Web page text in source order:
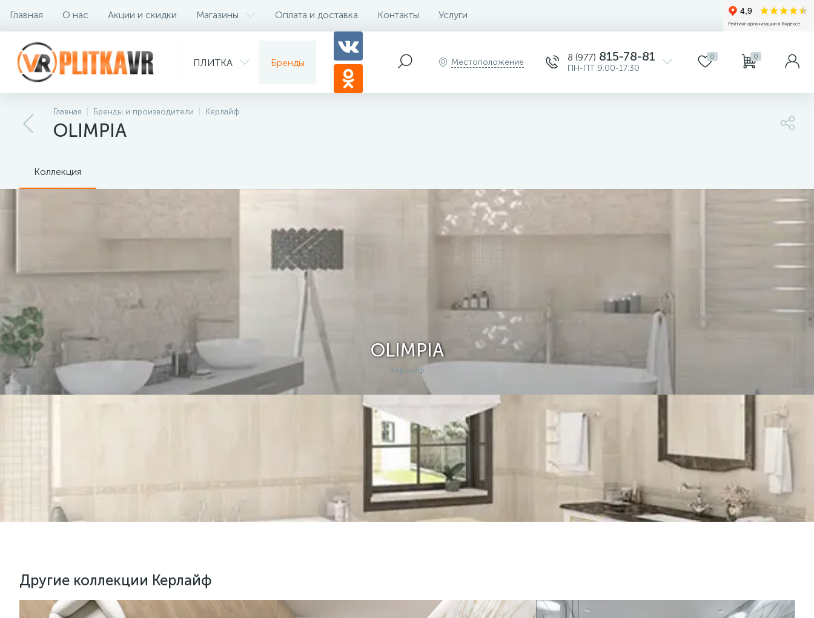
Главная О нас Акции и скидки Магазины Оплата и доставка Контакты Услуги
ПЛИТКА Бренды
Страны
Местоположение 8 (977) 815-78-81
ПН-ПТ 9:00-17:30
0 0
Главная Бренды и производители Керлайф
OLIMPIA
Коллекция
OLIMPIA
Керлайф
Другие коллекции Керлайф